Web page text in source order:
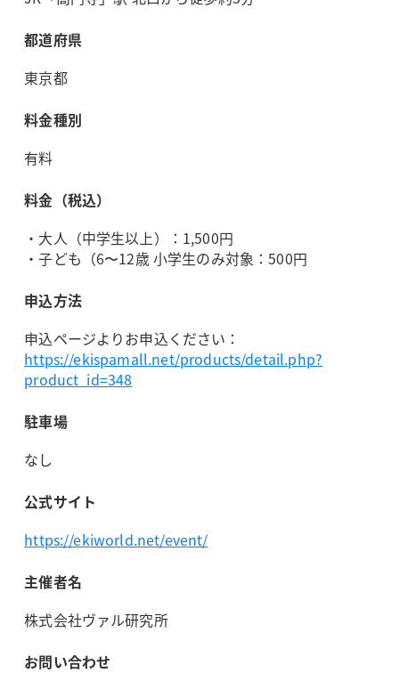
都道府県
東京都
料金種別
有料
料金（税込）
・大人（中学生以上）：1,500円
・子ども（6〜12歳 小学生のみ対象：500円
申込方法
申込ページよりお申込ください：
https://ekispamall.net/products/detail.php?
product_id=348
駐車場
なし
公式サイト
https://ekiworld.net/event/
主催者名
株式会社ヴァル研究所
お問い合わせ